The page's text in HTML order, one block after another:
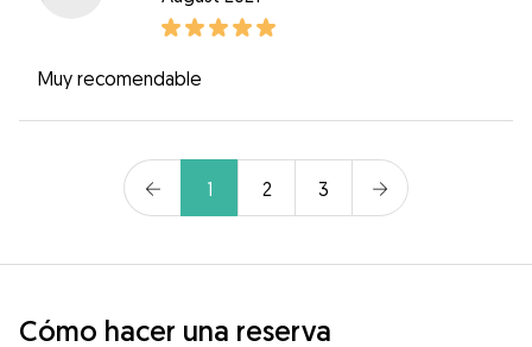
Muy recomendable
1 2 3
Cómo hacer una reserva